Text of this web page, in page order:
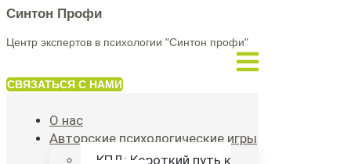
Синтон Профи
Центр экспертов в психологии "Синтон профи"
СВЯЗАТЬСЯ С НАМИ
О нас
Авторские психологические игры
КПД: Короткий путь к